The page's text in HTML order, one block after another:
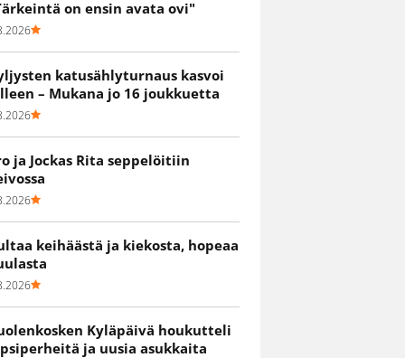
on ensin avata ovi"
katusählyturnaus kasvoi
– Mukana jo 16 joukkuetta
ja Jockas Rita seppelöitiin
keihäästä ja kiekosta, hopeaa
Kyläpäivä houkutteli
ja uusia asukkaita